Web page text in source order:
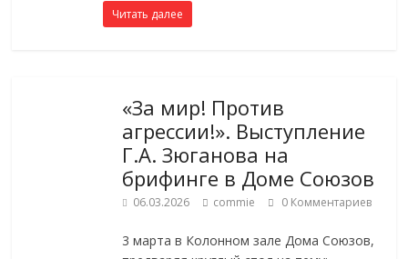
Читать далее
«За мир! Против
агрессии!». Выступление
Г.А. Зюганова на
брифинге в Доме Союзов
06.03.2026 commie 0 Комментариев
3 марта в Колонном зале Дома Союзов,